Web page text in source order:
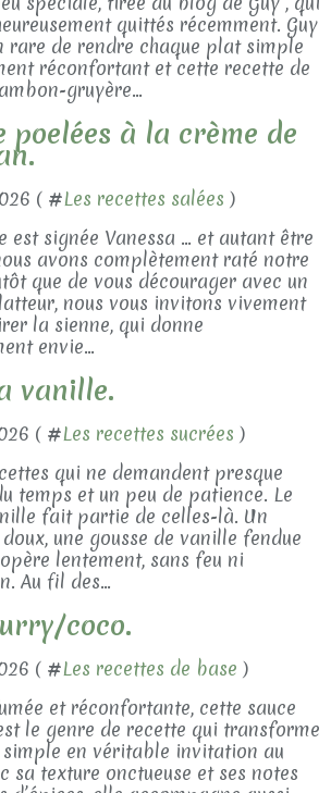
quittés récemment. Guy
rare de rendre chaque plat simple
réconfortant et cette recette de
gruyère...
poelées à la crème de
( #Les recettes salées )
est signée Vanessa … et autant être
avons complètement raté notre
que de vous décourager avec un
nous vous invitons vivement
la sienne, qui donne
envie...
vanille.
( #Les recettes sucrées )
qui ne demandent presque
temps et un peu de patience. Le
fait partie de celles-là. Un
une gousse de vanille fendue
lentement, sans feu ni
Au fil des...
coco.
( #Les recettes de base )
et réconfortante, cette sauce
le genre de recette qui transforme
en véritable invitation au
sa texture onctueuse et ses notes